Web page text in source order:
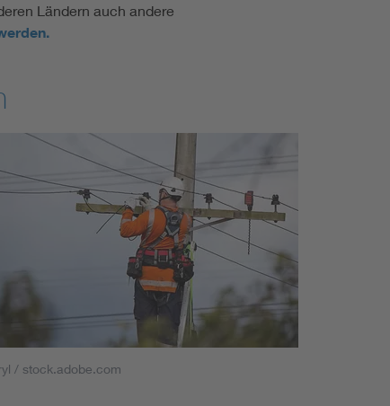
Ländern auch andere
/ stock.adobe.com